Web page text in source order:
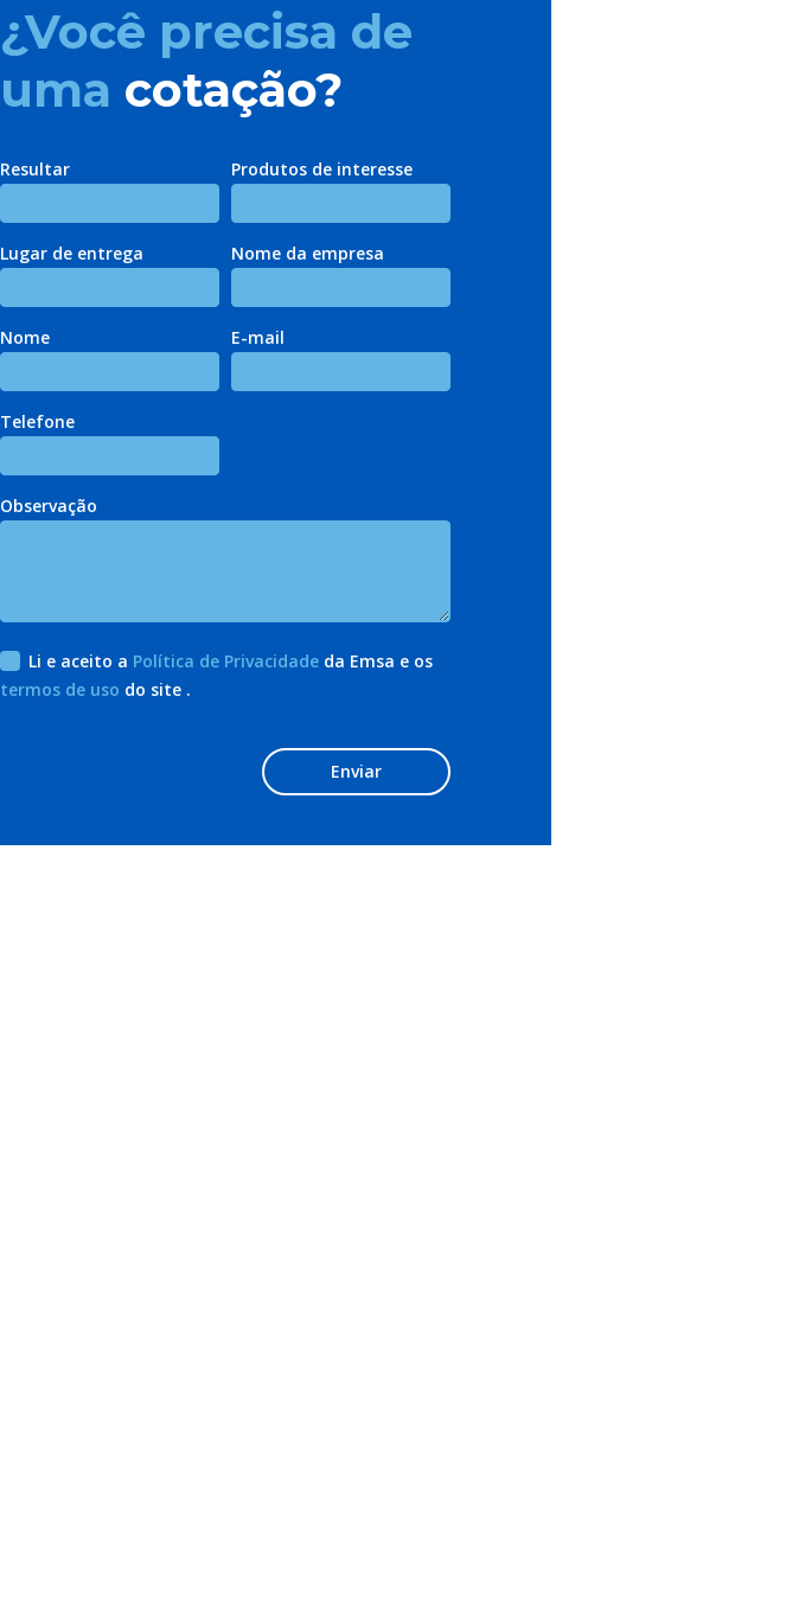
¿Você precisa de
uma cotação?
Resultar Produtos de interesse
Lugar de entrega Nome da empresa
Nome E-mail
Telefone
Observação
Li e aceito a Política de Privacidade da Emsa e os
termos de uso do site .
Enviar